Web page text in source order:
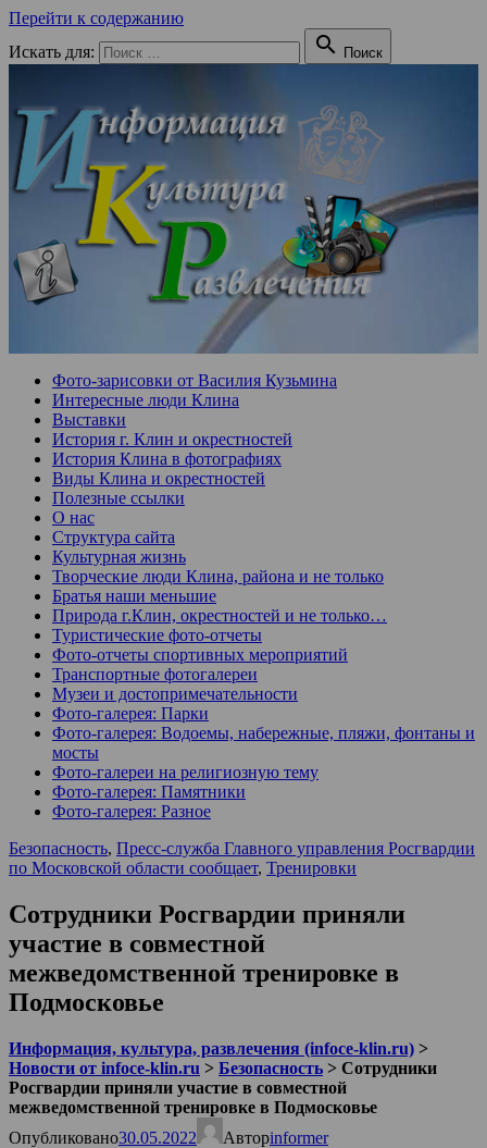
Перейти к содержанию
Искать для:
 Поиск
Фото-зарисовки от Василия Кузьмина
Интересные люди Клина
Выставки
История г. Клин и окрестностей
История Клина в фотографиях
Виды Клина и окрестностей
Полезные ссылки
О нас
Структура сайта
Культурная жизнь
Творческие люди Клина, района и не только
Братья наши меньшие
Природа г.Клин, окрестностей и не только…
Туристические фото-отчеты
Фото-отчеты спортивных мероприятий
Транспортные фотогалереи
Музеи и достопримечательности
Фото-галерея: Парки
Фото-галерея: Водоемы, набережные, пляжи, фонтаны и
мосты
Фото-галереи на религиозную тему
Фото-галерея: Памятники
Фото-галерея: Разное
Безопасность, Пресс-служба Главного управления Росгвардии
по Московской области сообщает, Тренировки
Сотрудники Росгвардии приняли
участие в совместной
межведомственной тренировке в
Подмосковье
Информация, культура, развлечения (infoce-klin.ru) >
Новости от infoce-klin.ru > Безопасность > Сотрудники
Росгвардии приняли участие в совместной
межведомственной тренировке в Подмосковье
Опубликовано30.05.2022 Авторinformer